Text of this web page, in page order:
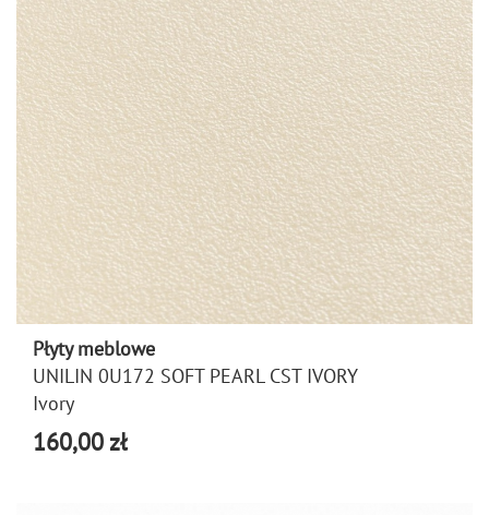
Płyty meblowe
UNILIN 0U172 SOFT PEARL CST IVORY
Ivory
160,00 zł